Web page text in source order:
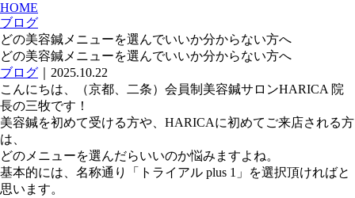
HOME
ブログ
どの美容鍼メニューを選んでいいか分からない方へ
どの美容鍼メニューを選んでいいか分からない方へ
ブログ ｜2025.10.22
こんにちは、（京都、二条）会員制美容鍼サロンHARICA 院
長の三牧です！
美容鍼を初めて受ける方や、HARICAに初めてご来店される方
は、
どのメニューを選んだらいいのか悩みますよね。
基本的には、名称通り「トライアル plus 1」を選択頂ければと
思います。